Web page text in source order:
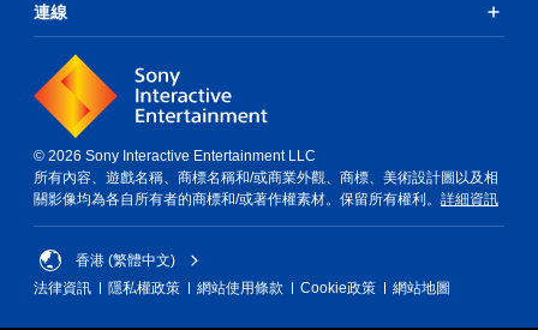
連線
© 2026 Sony Interactive Entertainment LLC
所有內容、遊戲名稱、商標名稱和/或商業外觀、商標、美術設計圖以及相
關影像均為各自所有者的商標和/或著作權素材。保留所有權利。 詳細資訊
香港 (繁體中文)
法律資訊
隱私權政策 網站使用條款 Cookie政策 網站地圖